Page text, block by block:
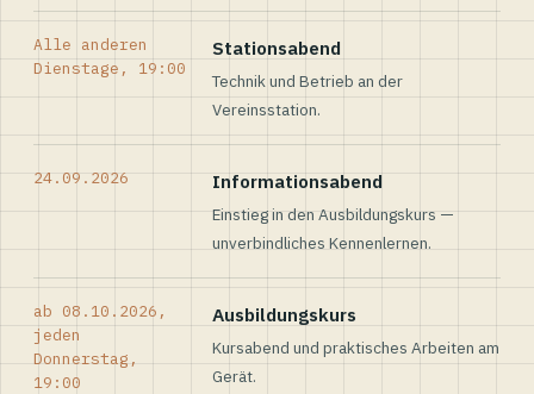
Alle anderen
Dienstage, 19:00
Stationsabend
Technik und Betrieb an der
Vereinsstation.
24.09.2026 Informationsabend
Einstieg in den Ausbildungskurs —
unverbindliches Kennenlernen.
ab 08.10.2026,
jeden
Donnerstag,
19:00
Ausbildungskurs
Kursabend und praktisches Arbeiten am
Gerät.